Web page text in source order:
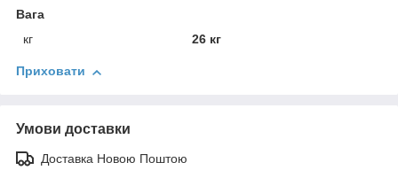
Вага
кг
26 кг
Приховати
Умови доставки
Доставка Новою Поштою